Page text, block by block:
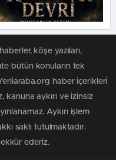
köşe yazıları,
bütün konuların tek
haber içerikleri
kanuna aykırı ve izinsiz
Aykırı işlem
saklı tutulmaktadır.
ederiz.